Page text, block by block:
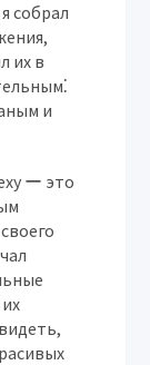
собрал
их в
и
ー это